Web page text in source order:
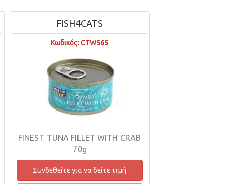
FISH4CATS
Κωδικός: CTW565
FINEST TUNA FILLET WITH CRAB
70g
Συνδεθείτε για να δείτε τιμή